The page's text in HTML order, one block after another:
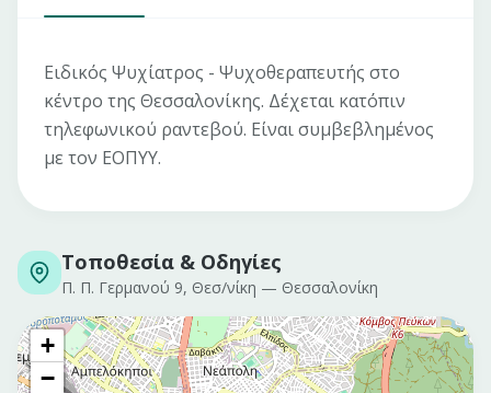
Ειδικός Ψυχίατρος - Ψυχοθεραπευτής στο
κέντρο της Θεσσαλονίκης. Δέχεται κατόπιν
τηλεφωνικού ραντεβού. Είναι συμβεβλημένος
με τον ΕΟΠΥΥ.
Τοποθεσία & Οδηγίες
Π. Π. Γερμανού 9, Θεσ/νίκη — Θεσσαλονίκη
+
−